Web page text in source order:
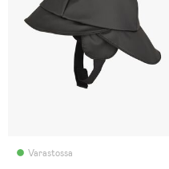
Varastossa